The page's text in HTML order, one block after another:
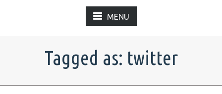
MENU
Tagged as: twitter